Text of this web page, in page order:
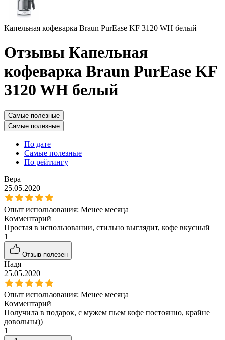
Капельная кофеварка Braun PurEase KF 3120 WH белый
Отзывы Капельная
кофеварка Braun PurEase KF
3120 WH белый
Самые полезные
Самые полезные
По дате
Самые полезные
По рейтингу
Вера
25.05.2020
Опыт использования: Менее месяца
Комментарий
Простая в использовании, стильно выглядит, кофе вкусный
1
Отзыв полезен
Надя
25.05.2020
Опыт использования: Менее месяца
Комментарий
Получила в подарок, с мужем пьем кофе постоянно, крайне
довольны))
1